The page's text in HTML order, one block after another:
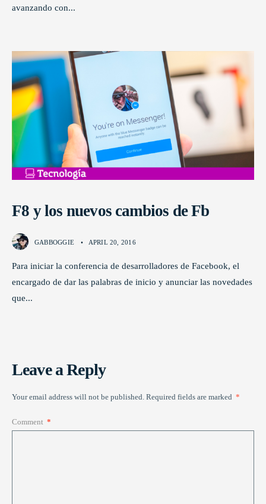
avanzando con...
F8 y los nuevos cambios de Fb
GABBOGGIE • APRIL 20, 2016
Para iniciar la conferencia de desarrolladores de Facebook, el
encargado de dar las palabras de inicio y anunciar las novedades
que...
Leave a Reply
Your email address will not be published. Required fields are marked *
Comment *